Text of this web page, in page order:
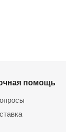
помощь